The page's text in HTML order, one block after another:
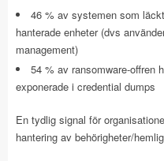
46 % av systemen som
hanterade enheter (dvs
management)
54 % av ransomware-offren
exponerade i credential dumps
En tydlig signal för
hantering av behörigheter/